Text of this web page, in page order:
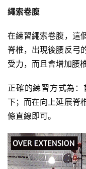
繩索卷腹
在練習繩索卷腹，這
脊椎，出現後腰反弓
受力，而且會增加腰
正確的練習方式為
下；而在向上延展脊
條直線即可。